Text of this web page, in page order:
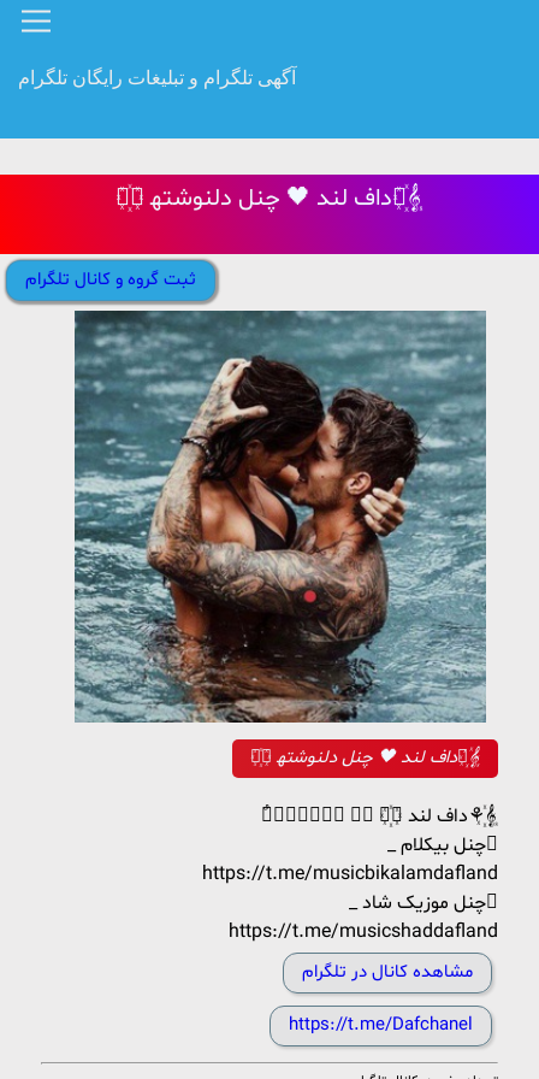
آگهی تلگرام و تبلیغات رایگان تلگرام
‍⚘꙰𝄠 داف لند 🖤 چنل دلنوشته‍⚘꙰𝄠
ثبت گروه و کانال تلگرام
‍⚘꙰𝄠 داف لند 🖤 چنل دلنوشته‍⚘꙰𝄠
ٌ𝑾𝒆𝒍𝒄𝒐𝒎𝒆 𝑻𝒐 ‍⚘꙰𝄠 داف لند⚘꙰𝄠
_ چنل بیکلام
https://t.me/musicbikalamdafland
_ چنل موزیک شاد
https://t.me/musicshaddafland
مشاهده کانال در تلگرام
https://t.me/Dafchanel